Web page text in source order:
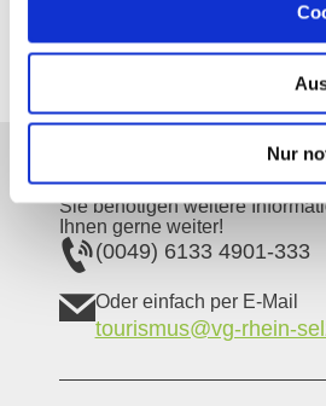
Nur
Sie benötigen weitere
Ihnen gerne weiter!
(0049) 6133 4901-333
Oder einfach per E-Mail
tourismus@vg-rhein-